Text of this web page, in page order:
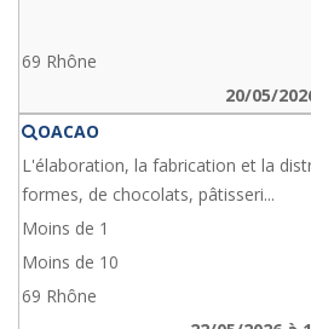
69 Rhône
20/05/
OACAO
L'élaboration, la fabrication et la
formes, de chocolats, pâtisseri...
Moins de 1
Moins de 10
69 Rhône